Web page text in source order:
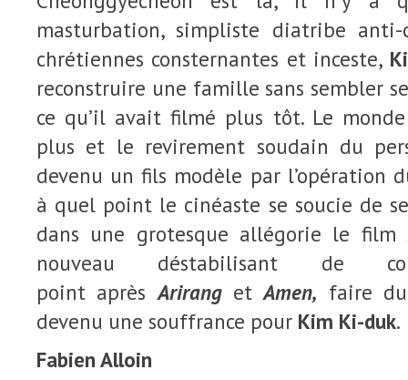
masturbation, simpliste diatribe anti-
chrétiennes consternantes et inceste,
reconstruire une famille sans sembler
ce qu’il avait filmé plus tôt. Le
plus et le revirement soudain du
devenu un fils modèle par l’opération
à quel point le cinéaste se soucie de
dans une grotesque allégorie le
nouveau déstabilisant de
point aprèsArirangetAmen, faire
devenu une souffrance pour Kim Ki-duk.
Fabien Alloin